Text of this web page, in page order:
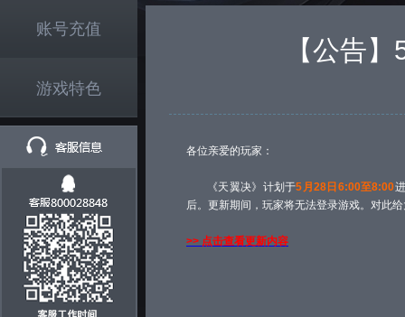
账号充值
游戏特色
【公告
各位亲爱的玩家：
《天翼决》计划于5月28日6:00至8:00
后。更新期间，玩家将无法登录游戏。对此
>> 点击查看更新内容